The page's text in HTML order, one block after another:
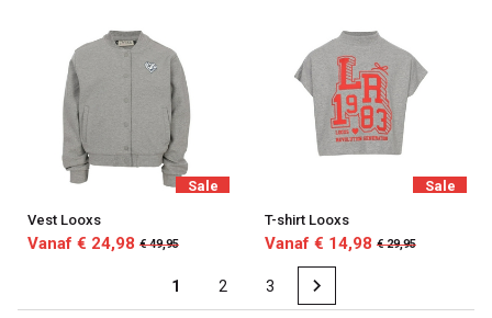
Sale
Vest Looxs
Vanaf € 24,98 € 49,95
Sale
T-shirt Looxs
Vanaf € 14,98 € 29,95
1 2 3